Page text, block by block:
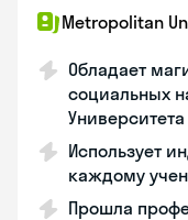
Metropolitan
Обладает
социальных
Университета
Использует
каждому
Прошла